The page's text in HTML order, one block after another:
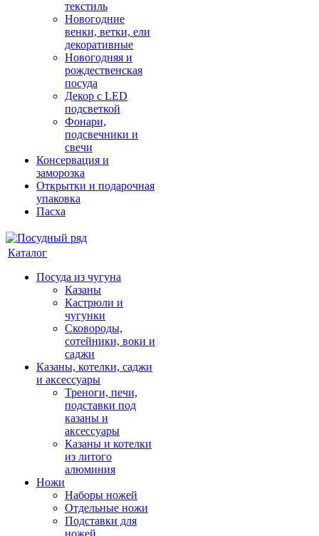
текстиль
Новогодние
венки, ветки, ели
декоративные
Новогодняя и
рождественская
посуда
Декор с LED
подсветкой
Фонари,
подсвечники и
свечи
Консервация и
заморозка
Открытки и подарочная
упаковка
Пасха
Каталог
Посуда из чугуна
Казаны
Кастрюли и
чугунки
Сковороды,
сотейники, воки и
саджи
Казаны, котелки, саджи
и аксессуары
Треноги, печи,
подставки под
казаны и
аксессуары
Казаны и котелки
из литого
алюминия
Ножи
Наборы ножей
Отдельные ножи
Подставки для
ножей